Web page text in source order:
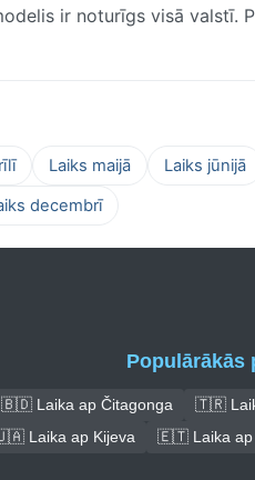
ir noturīgs visā valstī.
Laiks maijā Laiks jūnijā
decembrī
Populārākās
🇧🇩 Laika ap Čitagonga 🇹🇷
Laika ap Kijeva 🇪🇹 Laika ap